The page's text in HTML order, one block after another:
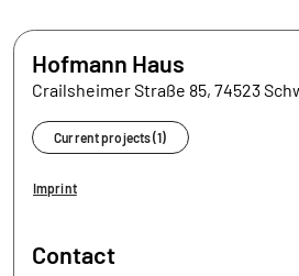
Hofmann Haus
Crailsheimer Straße 85, 74523
Current projects (1)
Imprint
Contact